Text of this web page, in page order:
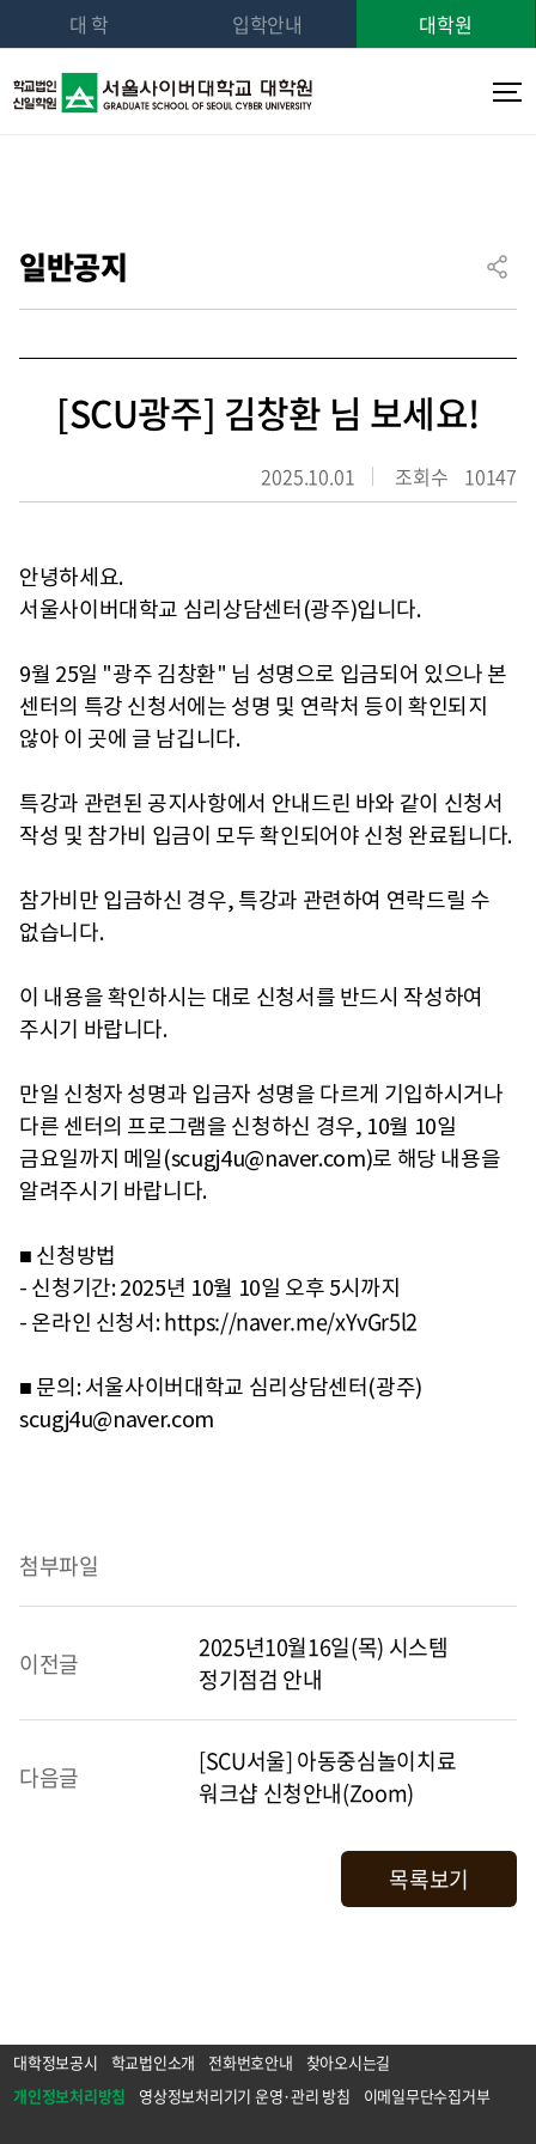
대 학 입학안내 대학원
일반공지
[SCU광주] 김창환 님 보세요!
2025.10.01 조회수 10147
안녕하세요.
서울사이버대학교 심리상담센터(광주)입니다.
9월 25일 "광주 김창환" 님 성명으로 입금되어 있으나 본
센터의 특강 신청서에는 성명 및 연락처 등이 확인되지
않아 이 곳에 글 남깁니다.
특강과 관련된 공지사항에서 안내드린 바와 같이 신청서
작성 및 참가비 입금이 모두 확인되어야 신청 완료됩니다.
참가비만 입금하신 경우, 특강과 관련하여 연락드릴 수
없습니다.
이 내용을 확인하시는 대로 신청서를 반드시 작성하여
주시기 바랍니다.
만일 신청자 성명과 입금자 성명을 다르게 기입하시거나
다른 센터의 프로그램을 신청하신 경우, 10월 10일
금요일까지 메일(scugj4u@naver.com)로 해당 내용을
알려주시기 바랍니다.
■ 신청방법
- 신청기간: 2025년 10월 10일 오후 5시까지
- 온라인 신청서:https://naver.me/xYvGr5l2
■ 문의: 서울사이버대학교 심리상담센터(광주)
scugj4u@naver.com
첨부파일
이전글
2025년10월16일(목) 시스템
정기점검 안내
다음글
[SCU서울] 아동중심놀이치료
워크샵 신청안내(Zoom)
목록보기
대학정보공시 학교법인소개 전화번호안내
찾아오시는길
개인정보처리방침
영상정보처리기기 운영·관리 방침 이메일무단수집거부